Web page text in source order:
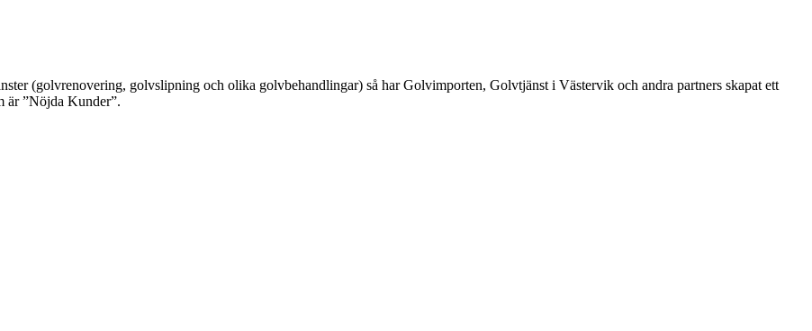
(golvrenovering, golvslipning och olika golvbehandlingar) så har Golvimporten, Golvtjänst i Västervik och andra partners skapat ett
är ”Nöjda Kunder”.